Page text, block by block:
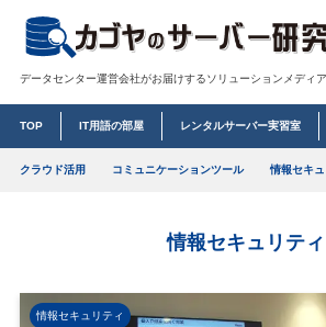
データセンター運営会社がお届けするソリューションメディア
TOP IT用語の部屋 レンタルサーバー実習室
クラウド活用 コミュニケーションツール 情報セキ
情報セキュリティ
情報セキュリティ